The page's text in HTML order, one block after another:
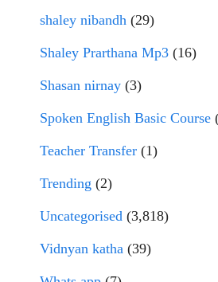
shaley nibandh (29)
Shaley Prarthana Mp3 (16)
Shasan nirnay (3)
Spoken English Basic Course
Teacher Transfer (1)
Trending (2)
Uncategorised (3,818)
Vidnyan katha (39)